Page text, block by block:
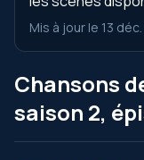
Mis à jour le 13
Chansons
saison 2,